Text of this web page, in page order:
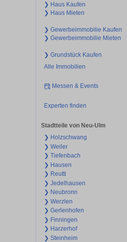
❯ Haus Kaufen
❯ Haus Mieten
❯ Gewerbeimmobilie Kaufen
❯ Gewerbeimmobilie Mieten
❯ Grundstück Kaufen
Alle Immobilien
Messen & Events
Experten finden
Stadtteile von Neu-Ulm
❯ Holzschwang
❯ Weiler
❯ Tiefenbach
❯ Hausen
❯ Reutti
❯ Jedelhausen
❯ Neubronn
❯ Werzlen
❯ Gerlenhofen
❯ Finningen
❯ Harzerhof
❯ Steinheim